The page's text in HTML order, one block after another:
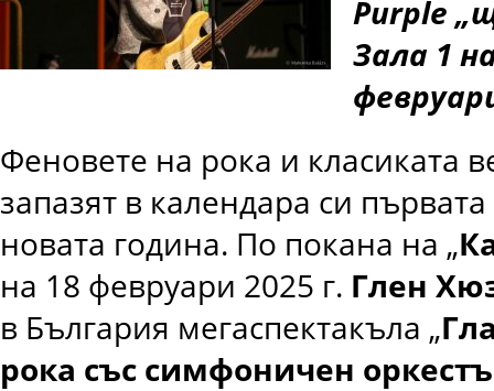
Purple
Зала 1
Феновете на рока и класиката
запазят в календара си първата
новата година. По покана на „
на 18 февруари 2025 г. Глен
в България мегаспектакъла „
рока със симфоничен